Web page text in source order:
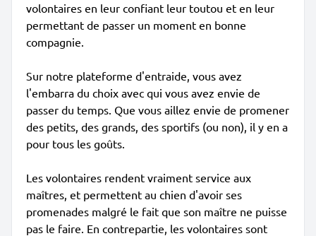
volontaires en leur confiant leur toutou et en leur
permettant de passer un moment en bonne
compagnie.
Sur notre plateforme d'entraide, vous avez
l'embarra du choix avec qui vous avez envie de
passer du temps. Que vous aillez envie de promener
des petits, des grands, des sportifs (ou non), il y en a
pour tous les goûts.
Les volontaires rendent vraiment service aux
maîtres, et permettent au chien d'avoir ses
promenades malgré le fait que son maître ne puisse
pas le faire. En contrepartie, les volontaires sont